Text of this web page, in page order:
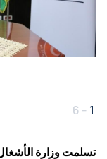
1
-
6
تسلمت وزارة الأشغال